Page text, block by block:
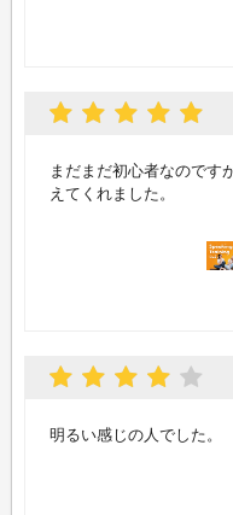
まだまだ初心者なのです
えてくれました。
明るい感じの人でした。